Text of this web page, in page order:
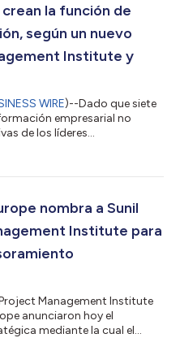
la función de
según un nuevo
Institute y
WIRE)--Dado que siete
empresarial no
de los líderes
de la Iniciativa
ACN). El informe, Director
los lí...
nombra a Sunil
Institute para
Management Institute
anunciaron hoy el
mediante la cual el